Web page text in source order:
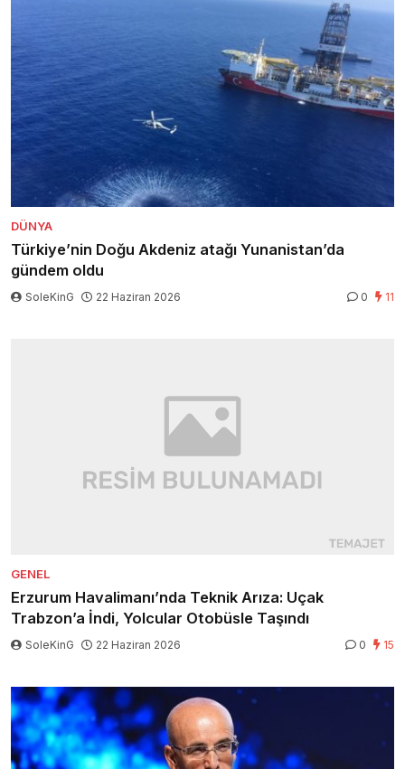
DÜNYA
Türkiye’nin Doğu Akdeniz atağı Yunanistan’da
gündem oldu
SoleKinG 22 Haziran 2026 0 11
GENEL
Erzurum Havalimanı’nda Teknik Arıza: Uçak
Trabzon’a İndi, Yolcular Otobüsle Taşındı
SoleKinG 22 Haziran 2026 0 15